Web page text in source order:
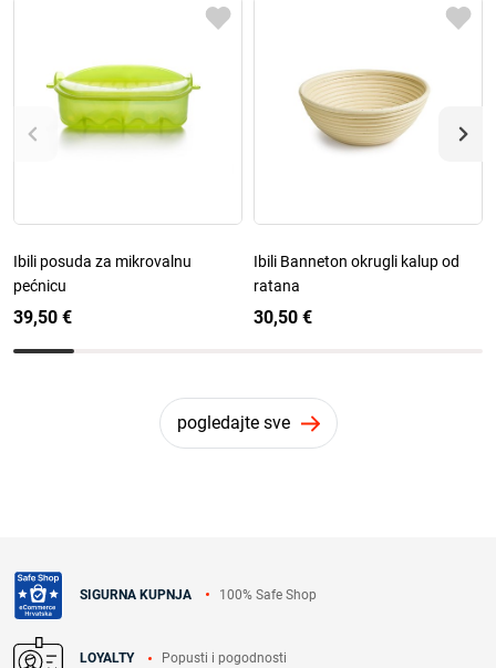
Ibili posuda za mikrovalnu
pećnicu
39,50 €
Ibili Banneton okrugli kalup od
ratana
30,50 €
pogledajte sve
SIGURNA KUPNJA 100% Safe Shop
LOYALTY Popusti i pogodnosti